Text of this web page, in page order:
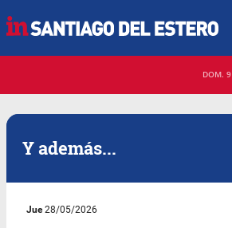
DOM.
Y además...
Jue28/05/2026